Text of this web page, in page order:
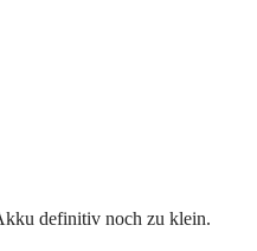
definitiv noch zu klein.